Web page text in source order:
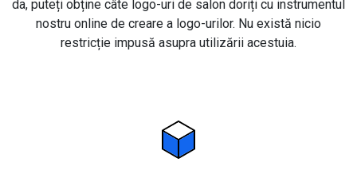
da, puteți obține câte logo-uri de salon doriți cu instrumentul
nostru online de creare a logo-urilor. Nu există nicio
restricție impusă asupra utilizării acestuia.